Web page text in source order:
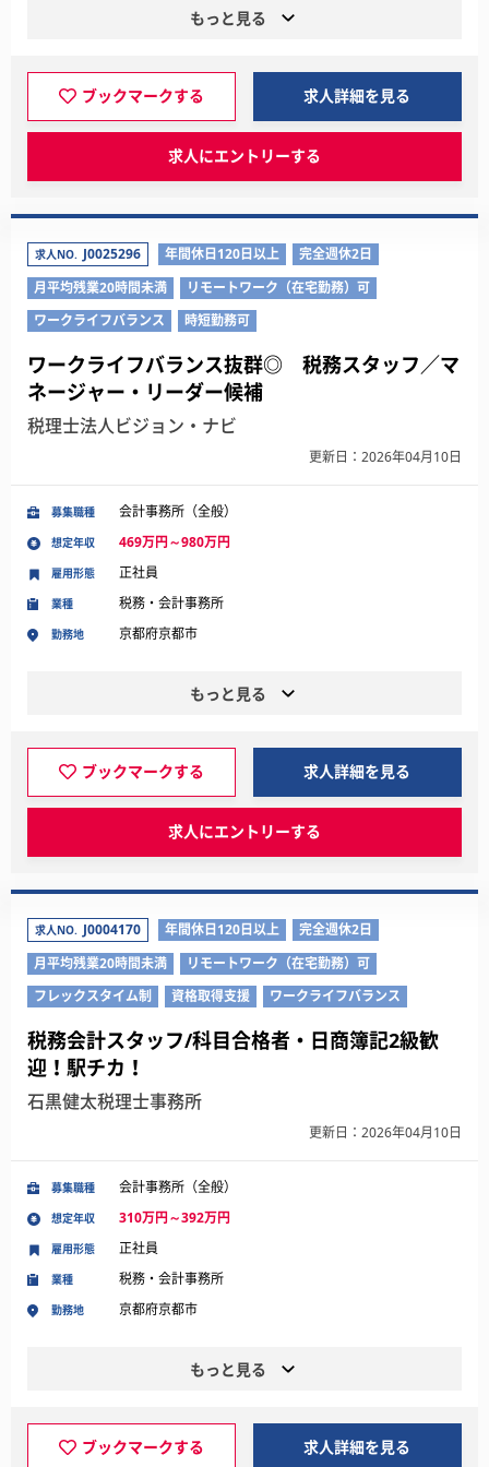
もっと見る
ブックマークする 求人詳細を見る
求人にエントリーする
求人NO. J0025296 年間休日120日以上
完全週休2日
月平均残業20時間未満
リモートワーク（在宅勤務）可
ワークライフバランス
時短勤務可
ワークライフバランス抜群◎ 税務スタッフ／マ
ネージャー・リーダー候補
税理士法人ビジョン・ナビ
更新日：2026年04月10日
募集職種 会計事務所（全般）
想定年収 469万円～980万円
業種 税務・会計事務所
勤務地 京都府京都市
雇用形態 正社員
もっと見る
ブックマークする 求人詳細を見る
求人にエントリーする
求人NO. J0004170 年間休日120日以上
完全週休2日
月平均残業20時間未満
リモートワーク（在宅勤務）可
フレックスタイム制
資格取得支援 ワークライフバランス
税務会計スタッフ/科目合格者・日商簿記2級歓
迎！駅チカ！
石黒健太税理士事務所
更新日：2026年04月10日
募集職種 会計事務所（全般）
想定年収 310万円～392万円
業種 税務・会計事務所
勤務地 京都府京都市
雇用形態 正社員
もっと見る
ブックマークする 求人詳細を見る